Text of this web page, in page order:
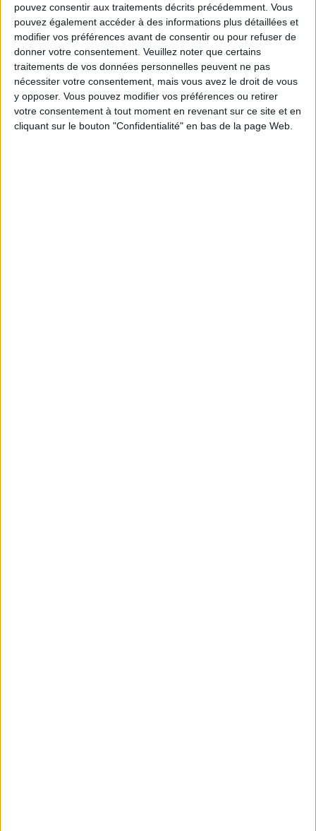
pouvez consentir aux traitements décrits précédemment. Vous
pouvez également accéder à des informations plus détaillées et
modifier vos préférences avant de consentir ou pour refuser de
donner votre consentement. Veuillez noter que certains
traitements de vos données personnelles peuvent ne pas
nécessiter votre consentement, mais vous avez le droit de vous
y opposer. Vous pouvez modifier vos préférences ou retirer
votre consentement à tout moment en revenant sur ce site et en
cliquant sur le bouton "Confidentialité" en bas de la page Web.
Peut-on remplacer la viande par des féculents ?
Consultation diététique du 05/08/2026